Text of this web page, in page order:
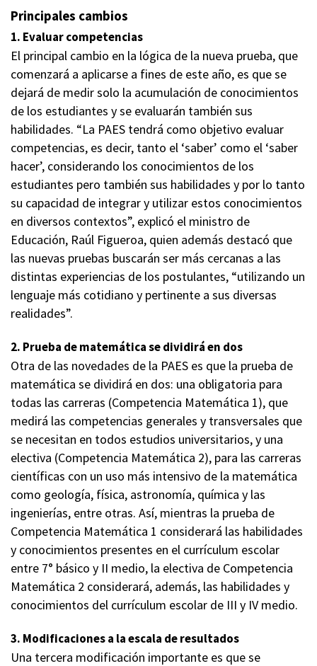
Principales cambios
1. Evaluar competencias
El principal cambio en la lógica de la nueva prueba, que
comenzará a aplicarse a fines de este año, es que se
dejará de medir solo la acumulación de conocimientos
de los estudiantes y se evaluarán también sus
habilidades. “La PAES tendrá como objetivo evaluar
competencias, es decir, tanto el ‘saber’ como el ‘saber
hacer’, considerando los conocimientos de los
estudiantes pero también sus habilidades y por lo tanto
su capacidad de integrar y utilizar estos conocimientos
en diversos contextos”, explicó el ministro de
Educación, Raúl Figueroa, quien además destacó que
las nuevas pruebas buscarán ser más cercanas a las
distintas experiencias de los postulantes, “utilizando un
lenguaje más cotidiano y pertinente a sus diversas
realidades”.
2. Prueba de matemática se dividirá en dos
Otra de las novedades de la PAES es que la prueba de
matemática se dividirá en dos: una obligatoria para
todas las carreras (Competencia Matemática 1), que
medirá las competencias generales y transversales que
se necesitan en todos estudios universitarios, y una
electiva (Competencia Matemática 2), para las carreras
científicas con un uso más intensivo de la matemática
como geología, física, astronomía, química y las
ingenierías, entre otras. Así, mientras la prueba de
Competencia Matemática 1 considerará las habilidades
y conocimientos presentes en el currículum escolar
entre 7° básico y II medio, la electiva de Competencia
Matemática 2 considerará, además, las habilidades y
conocimientos del currículum escolar de III y IV medio.
3. Modificaciones a la escala de resultados
Una tercera modificación importante es que se